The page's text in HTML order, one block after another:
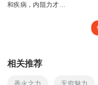
和疾病，内阻力才是
相关推荐
香火之力 无穷魅力